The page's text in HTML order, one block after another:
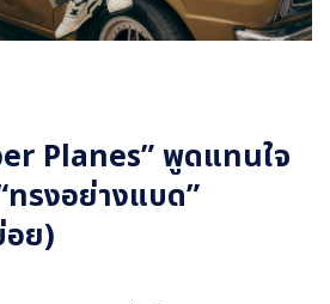
Planes” พูดแทนใจ
รงอย่างแบด”
ย)